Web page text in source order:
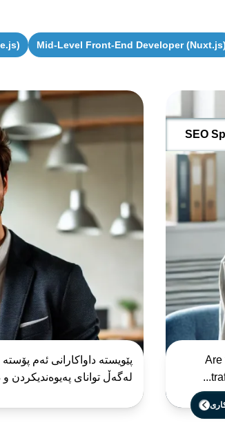
Mid-Level Front-End Developer (Nuxt.js)
SEO
Are
لەگەڵ توانای پەیوەندیکردن